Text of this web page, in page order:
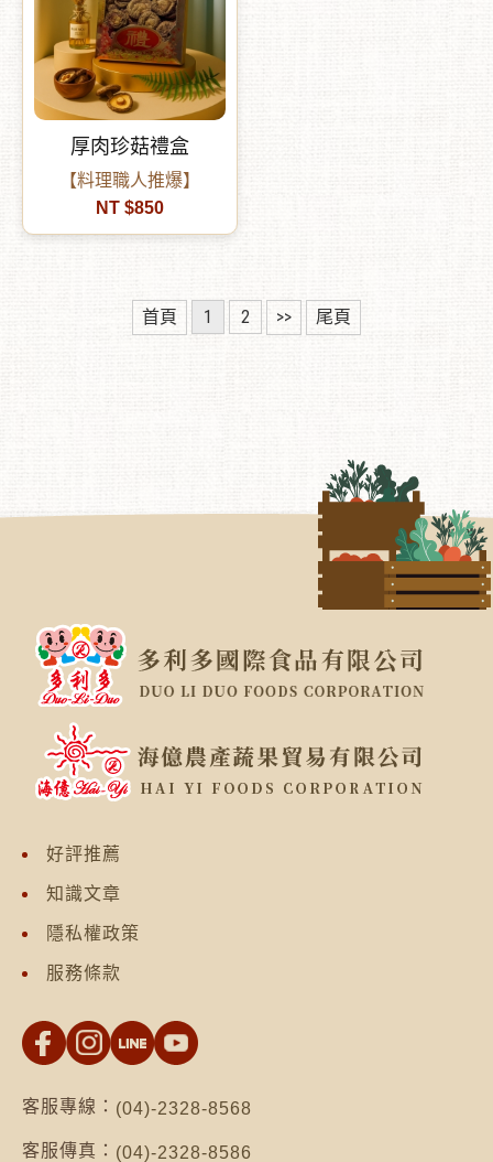
厚肉珍菇禮盒
【料理職人推爆】
NT $850
首頁 1 2 >> 尾頁
好評推薦
知識文章
隱私權政策
服務條款
客服專線： (04)-2328-8568
客服傳真： (04)-2328-8586